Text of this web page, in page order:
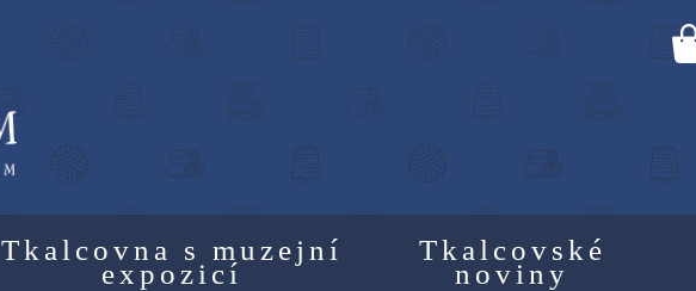
Tkalcovna s muzejní
expozicí
Tkalcovské
noviny